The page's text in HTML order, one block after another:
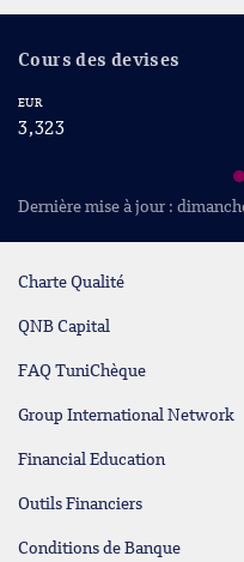
Cours des devises
EUR
3,323
Dernière mise à jour :
Charte Qualité
QNB Capital
FAQ TuniChèque
Group International Network
Financial Education
Outils Financiers
Conditions de Banque